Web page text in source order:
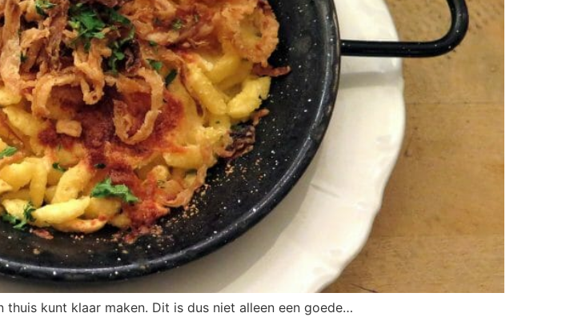
kunt klaar maken. Dit is dus niet alleen een goede…